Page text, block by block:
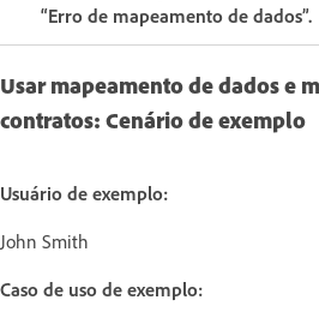
“Erro de mapeamento de dados”.
Usar mapeamento de dados e
contratos: Cenário de exemplo
Usuário de exemplo:
John Smith
Caso de uso de exemplo: